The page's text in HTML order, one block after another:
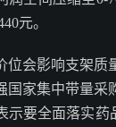
元。
会影响支架质
国家集中带量采
示要全面落实药